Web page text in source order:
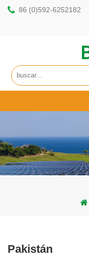
86 (0)592-6252182
Pakistán